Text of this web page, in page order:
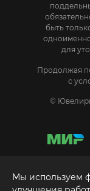
быть
для
Продолжая
с
©
Мы используем